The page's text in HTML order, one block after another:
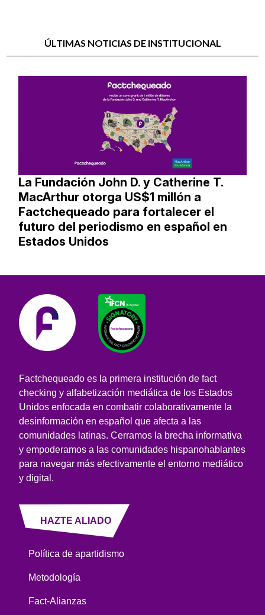
ÚLTIMAS NOTICIAS DE INSTITUCIONAL
La Fundación John D. y Catherine T.
MacArthur otorga US$1 millón a
Factchequeado para fortalecer el
futuro del periodismo en español en
Estados Unidos
Factchequeado es la primera institución de fact
checking y alfabetización mediática de los Estados
Unidos enfocada en combatir colaborativamente la
desinformación en español que afecta a las
comunidades latinas. Cerramos la brecha informativa
y empoderamos a las comunidades hispanohablantes
para navegar más efectivamente el entorno mediático
y digital.
HAZTE ALIADO
Política de apartidismo
Metodología
Fact-Alianzas